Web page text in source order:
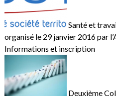
Santé et
organisé le 29 janvier 2016 par
Informations et inscription
Deuxième